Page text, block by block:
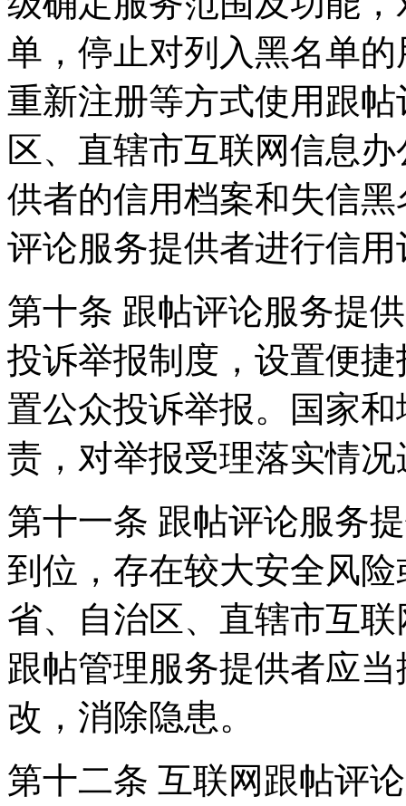
单，停止对列入黑名单
重新注册等方式使用跟
区、直辖市互联网信息
供者的信用档案和失信
评论服务提供者进行信用
第十条 跟帖评论服务提
投诉举报制度，设置便
置公众投诉举报。国家
责，对举报受理落实情
第十一条 跟帖评论服务
到位，存在较大安全风
省、自治区、直辖市互
跟帖管理服务提供者应
改，消除隐患。
第十二条 互联网跟帖评